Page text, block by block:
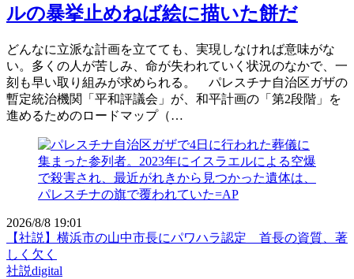
ルの暴挙止めねば絵に描いた餅だ
どんなに立派な計画を立てても、実現しなければ意味がな
い。多くの人が苦しみ、命が失われていく状況のなかで、一
刻も早い取り組みが求められる。 パレスチナ自治区ガザの
暫定統治機関「平和評議会」が、和平計画の「第2段階」を
進めるためのロードマップ（…
2026/8/8 19:01
【社説】横浜市の山中市長にパワハラ認定 首長の資質、著
しく欠く
社説digital